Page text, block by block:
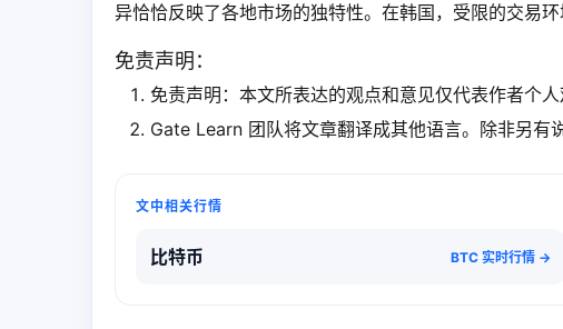
异恰恰反映了各地市场的独特性。在韩国，受限的交易
免责声明：
免责声明：本文所表达的观点和意见仅代表作者个人
Gate Learn 团队将文章翻译成其他语言。除非另有
文中相关行情
比特币 BTC 实时行情 →